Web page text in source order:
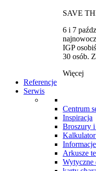
SAVE
6 i 7
IGP
30 osób.
Więcej
Referencje
Serwis
Centrum
Inspiracja
Broszury
Arkusze
Wytyczne